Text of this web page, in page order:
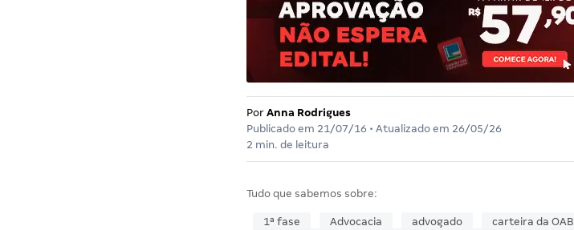
Por Anna Rodrigues
Publicado em 21/07/16 • Atualizado em 26/05/26
2 min. de leitura
Tudo que sabemos sobre:
1ª fase Advocacia advogado carteira da OAB